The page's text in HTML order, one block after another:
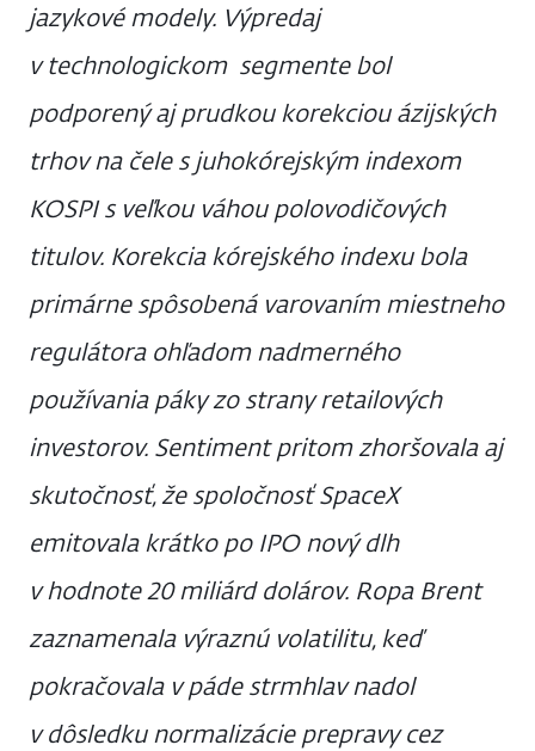
jazykové modely. Výpredaj
v technologickom segmente bol
podporený aj prudkou korekciou ázijských
trhov na čele s juhokórejským indexom
KOSPI s veľkou váhou polovodičových
titulov. Korekcia kórejského indexu bola
primárne spôsobená varovaním miestneho
regulátora ohľadom nadmerného
používania páky zo strany retailových
investorov. Sentiment pritom zhoršovala aj
skutočnosť, že spoločnosť SpaceX
emitovala krátko po IPO nový dlh
v hodnote 20 miliárd dolárov. Ropa Brent
zaznamenala výraznú volatilitu, keď
pokračovala v páde strmhlav nadol
v dôsledku normalizácie prepravy cez